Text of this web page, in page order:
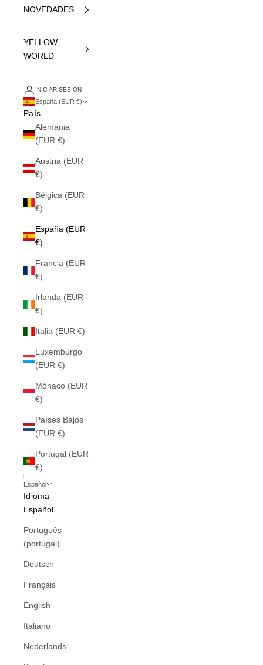
NOVEDADES
YELLOW
WORLD
INICIAR SESIÓN
España (EUR €)
País
Alemania
(EUR €)
Austria (EUR
€)
Bélgica (EUR
€)
España (EUR
€)
Francia (EUR
€)
Irlanda (EUR
€)
Italia (EUR €)
Luxemburgo
(EUR €)
Mónaco (EUR
€)
Países Bajos
(EUR €)
Portugal (EUR
€)
Español
Idioma
Español
Português
(portugal)
Deutsch
Français
English
Italiano
Nederlands